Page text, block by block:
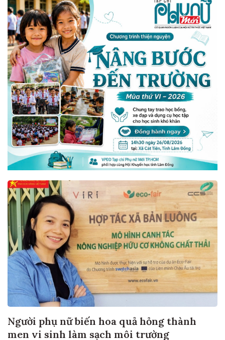
Người phụ nữ biến hoa quả hỏng thành
men vi sinh làm sạch môi trường